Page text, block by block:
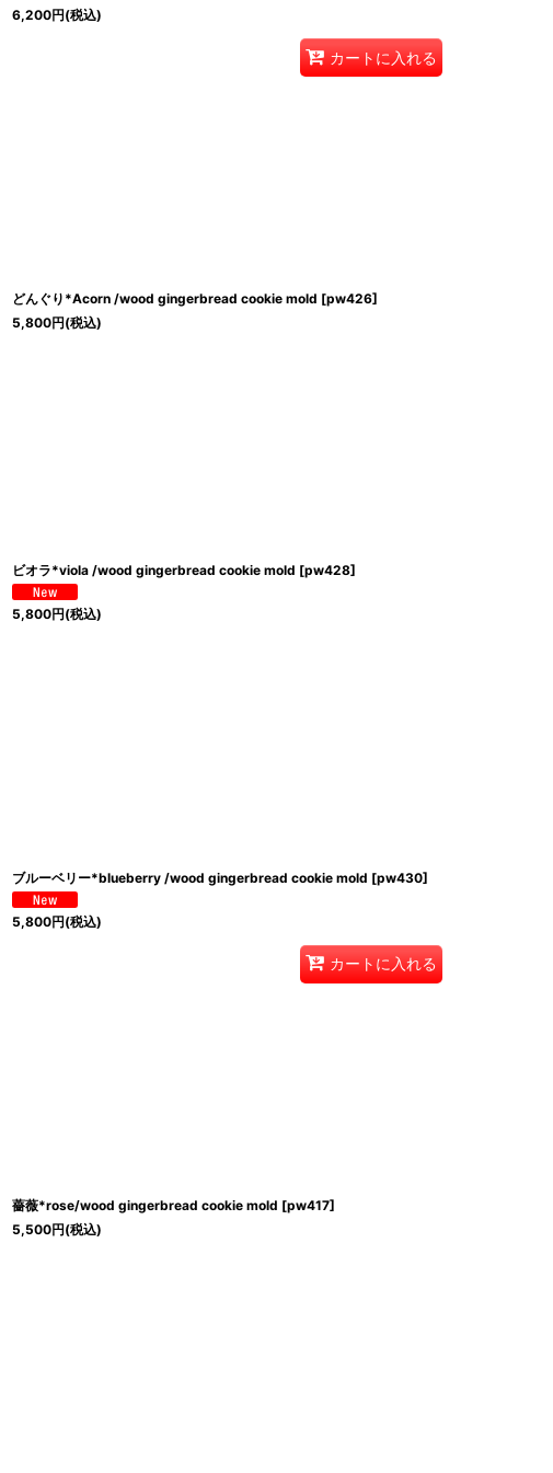
6,200円(税込)
カートに入れる
どんぐり*Acorn /wood gingerbread cookie mold [pw426]
5,800円(税込)
ビオラ*viola /wood gingerbread cookie mold [pw428]
5,800円(税込)
ブルーベリー*blueberry /wood gingerbread cookie mold [pw430]
5,800円(税込)
カートに入れる
薔薇*rose/wood gingerbread cookie mold [pw417]
5,500円(税込)